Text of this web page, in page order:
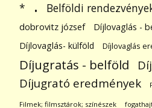
* . Belföldi
dobrovitz józsef
Díjlovaglás -
Díjlovaglás- külföld
Díjlovaglás
Díjugratás - belföld
Díjugrató eredmények
Filmek; filmsztárok; színészek